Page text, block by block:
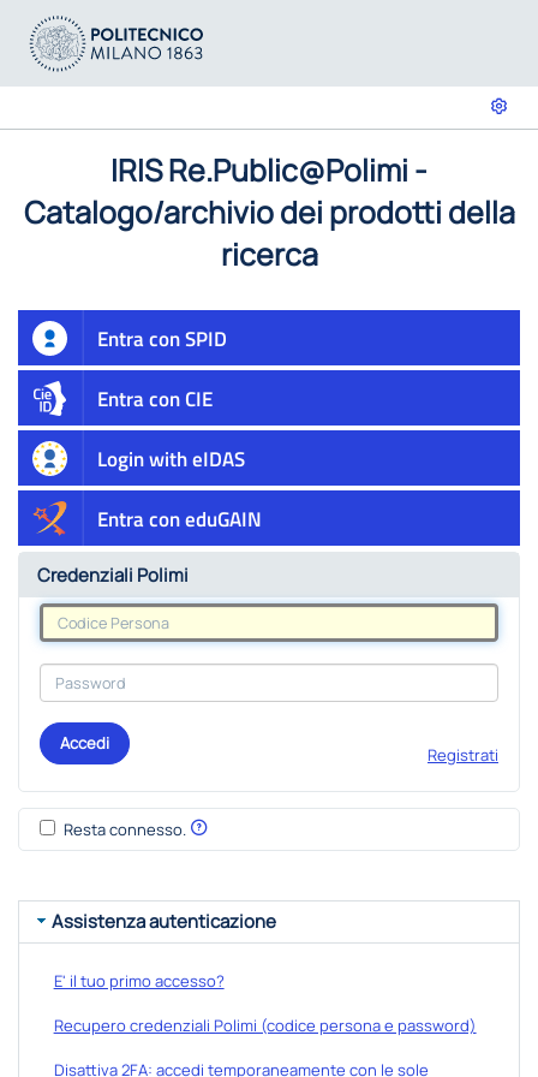
IRIS Re.Public@Polimi -
Catalogo/archivio dei prodotti della
ricerca
Entra con SPID
Entra con CIE
Login with eIDAS
Entra con eduGAIN
Credenziali Polimi
Accedi
Registrati
Resta connesso.
Assistenza autenticazione
E' il tuo primo accesso?
Recupero credenziali Polimi (codice persona e password)
Disattiva 2FA: accedi temporaneamente con le sole